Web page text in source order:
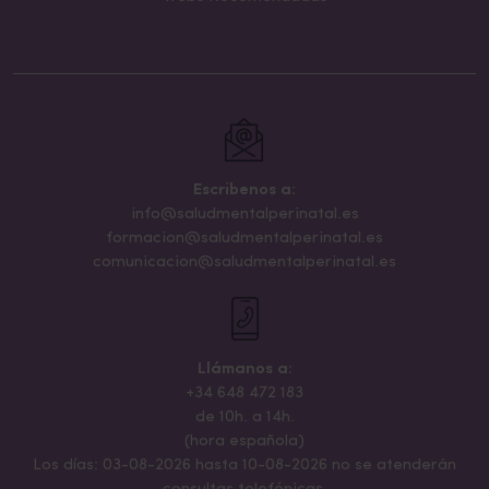
Escribenos a:
info@saludmentalperinatal.es
formacion@saludmentalperinatal.es
comunicacion@saludmentalperinatal.es
Llámanos a:
+34 648 472 183
de 10h. a 14h.
(hora española)
Los días: 03-08-2026 hasta 10-08-2026 no se atenderán